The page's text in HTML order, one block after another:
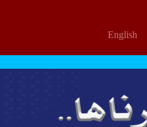
English